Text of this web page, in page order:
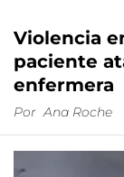
Violencia
paciente
enfermera
Por Ana Roche